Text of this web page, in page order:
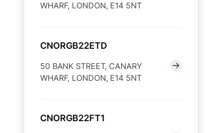
WHARF, LONDON, E14 5NT
CNORGB22ETD
50 BANK STREET, CANARY
WHARF, LONDON, E14 5NT
CNORGB22FT1